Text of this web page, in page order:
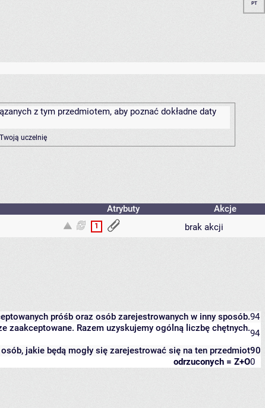
PT
z tym przedmiotem, aby poznać dokładne daty
uczelnię
Atrybuty
Akcje
1 brak akcji
próśb oraz osób zarejestrowanych w inny sposób.94
zaakceptowane. Razem uzyskujemy ogólną liczbę chętnych.94
jakie będą mogły się zarejestrować się na ten przedmiot90
odrzuconych = Z+O0